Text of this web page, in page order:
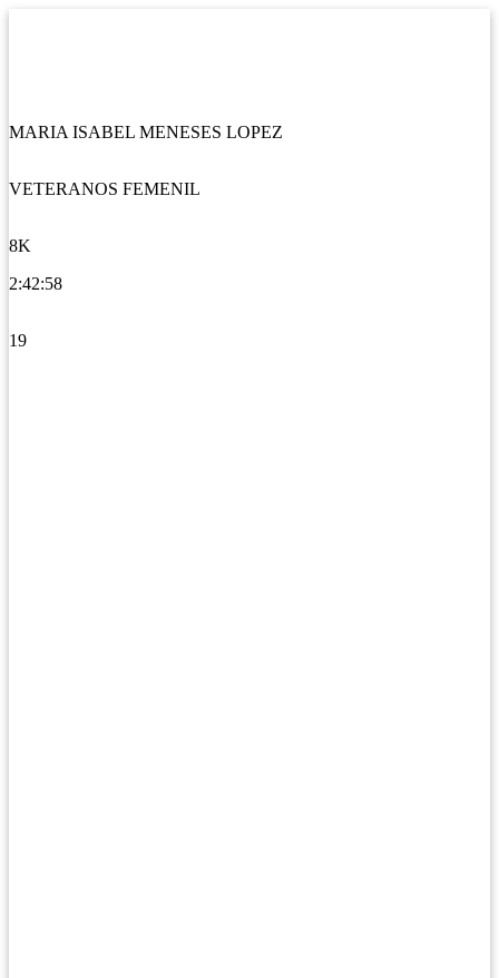
MARIA ISABEL MENESES LOPEZ
VETERANOS FEMENIL
8K
2:42:58
19